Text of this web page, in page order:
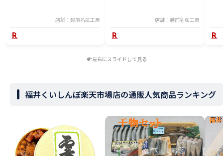
店舗：越前名産工房 店舗：越前名産工房
左右にスライドして見る
福井くいしんぼ楽天市場店の通販人気商品ランキング